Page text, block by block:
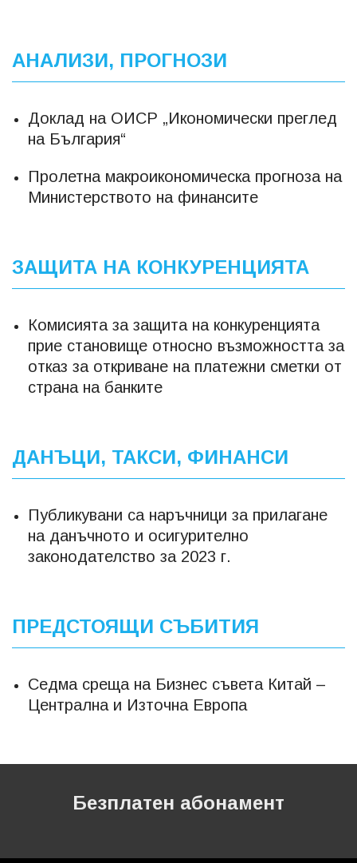
АНАЛИЗИ, ПРОГНОЗИ
Доклад на ОИСР „Икономически преглед
на България“
Пролетна макроикономическа прогноза на
Министерството на финансите
ЗАЩИТА НА КОНКУРЕНЦИЯТА
Комисията за защита на конкуренцията
прие становище относно възможността за
отказ за откриване на платежни сметки от
страна на банките
ДАНЪЦИ, ТАКСИ, ФИНАНСИ
Публикувани са наръчници за прилагане
на данъчното и осигурително
законодателство за 2023 г.
ПРЕДСТОЯЩИ СЪБИТИЯ
Седма среща на Бизнес съвета Китай –
Централна и Източна Европа
Безплатен абонамент